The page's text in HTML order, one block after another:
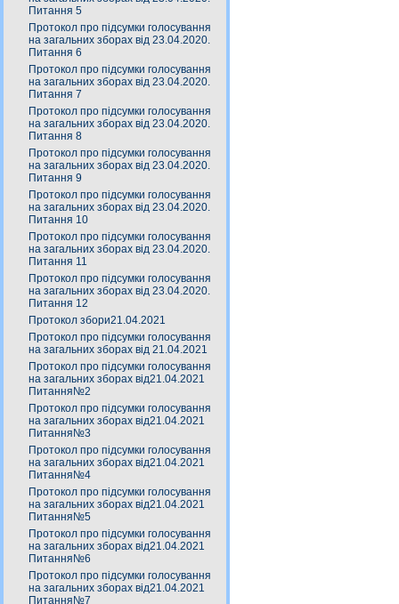
Питання 5
Протокол про підсумки голосування
на загальних зборах від 23.04.2020.
Питання 6
Протокол про підсумки голосування
на загальних зборах від 23.04.2020.
Питання 7
Протокол про підсумки голосування
на загальних зборах від 23.04.2020.
Питання 8
Протокол про підсумки голосування
на загальних зборах від 23.04.2020.
Питання 9
Протокол про підсумки голосування
на загальних зборах від 23.04.2020.
Питання 10
Протокол про підсумки голосування
на загальних зборах від 23.04.2020.
Питання 11
Протокол про підсумки голосування
на загальних зборах від 23.04.2020.
Питання 12
Протокол збори21.04.2021
Протокол про підсумки голосування
на загальних зборах від 21.04.2021
Протокол про підсумки голосування
на загальних зборах від21.04.2021
Питання№2
Протокол про підсумки голосування
на загальних зборах від21.04.2021
Питання№3
Протокол про підсумки голосування
на загальних зборах від21.04.2021
Питання№4
Протокол про підсумки голосування
на загальних зборах від21.04.2021
Питання№5
Протокол про підсумки голосування
на загальних зборах від21.04.2021
Питання№6
Протокол про підсумки голосування
на загальних зборах від21.04.2021
Питання№7